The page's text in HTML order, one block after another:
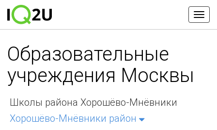
Образовательные
учреждения Москвы
Школы района Хорошёво-Мнёвники
Хорошёво-Мнёвники район